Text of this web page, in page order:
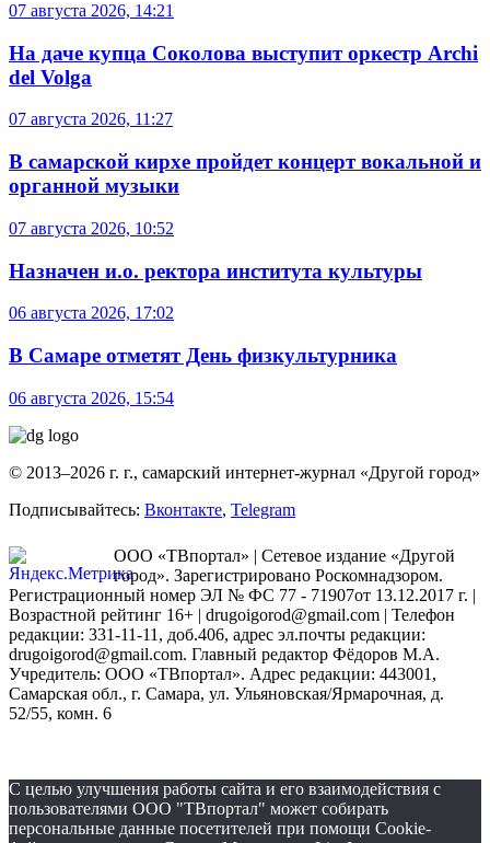
07 августа 2026, 14:21
На даче купца Соколова выступит оркестр Archi
del Volga
07 августа 2026, 11:27
В самарской кирхе пройдет концерт вокальной и
органной музыки
07 августа 2026, 10:52
Назначен и.о. ректора института культуры
06 августа 2026, 17:02
В Самаре отметят День физкультурника
06 августа 2026, 15:54
© 2013–2026 г. г., самарский интернет-журнал «Другой город»
Подписывайтесь: Вконтакте, Telegram
ООО «ТВпортал» | Сетевое издание «Другой
город». Зарегистрировано Роскомнадзором.
Регистрационный номер ЭЛ № ФС 77 - 71907от 13.12.2017 г. |
Возрастной рейтинг 16+ | drugoigorod@gmail.com | Телефон
редакции: 331-11-11, доб.406, адрес эл.почты редакции:
drugoigorod@gmail.com. Главный редактор Фёдоров М.А.
Учредитель: ООО «ТВпортал». Адрес редакции: 443001,
Самарская обл., г. Самара, ул. Ульяновская/Ярмарочная, д.
52/55, комн. 6
С целью улучшения работы сайта и его взаимодействия с
пользователями ООО "ТВпортал" может собирать
персональные данные посетителей при помощи Cookie-